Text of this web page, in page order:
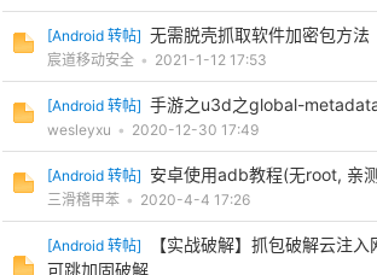
[Android 转帖] 无需脱壳抓取软件加密包方法
宸道移动安全 • 2021-1-12 17:53
[Android 转帖] 手游之u3d之global-
wesleyxu • 2020-12-30 17:49
[Android 转帖] 安卓使用adb教程(无root, 亲
三滑稽甲苯 • 2020-4-4 17:26
[Android 转帖]
【实战破解】抓包破解云注入
可跳加固破解